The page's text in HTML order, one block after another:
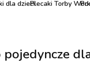
dla dzieciPlecaki Torby
pojedyncze